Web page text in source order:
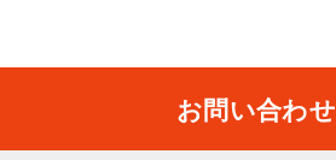
お問い合わせ